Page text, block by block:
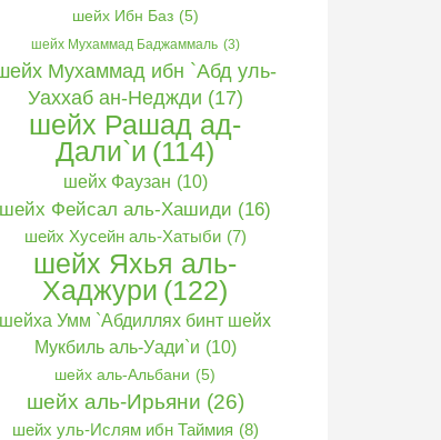
шейх Ибн Баз (5)
шейх Мухаммад Баджаммаль (3)
Мухаммад ибн `Абд уль-
Уаххаб ан-Неджди (17)
шейх Рашад ад-
Дали`и (114)
шейх Фаузан (10)
шейх Фейсал аль-Хашиди (16)
шейх Хусейн аль-Хатыби (7)
шейх Яхья аль-
Хаджури (122)
шейха Умм `Абдиллях бинт шейх
Мукбиль аль-Уади`и (10)
шейх аль-Альбани (5)
шейх аль-Ирьяни (26)
шейх уль-Ислям ибн Таймия (8)